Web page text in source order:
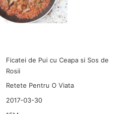
Ficatei de Pui cu Ceapa si Sos de
Rosii
Retete Pentru O Viata
2017-03-30